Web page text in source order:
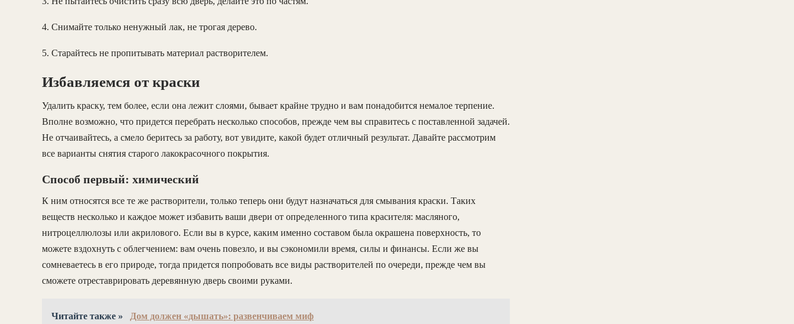
4. Снимайте только ненужный лак, не трогая дерево.
5. Старайтесь не пропитывать материал растворителем.
Избавляемся от краски
Удалить краску, тем более, если она лежит слоями, бывает крайне трудно и вам понадобится немалое терпение.
Вполне возможно, что придется перебрать несколько способов, прежде чем вы справитесь с поставленной задачей.
Не отчаивайтесь, а смело беритесь за работу, вот увидите, какой будет отличный результат. Давайте рассмотрим
все варианты снятия старого лакокрасочного покрытия.
Способ первый: химический
К ним относятся все те же растворители, только теперь они будут назначаться для смывания краски. Таких
веществ несколько и каждое может избавить ваши двери от определенного типа красителя: масляного,
нитроцеллюлозы или акрилового. Если вы в курсе, каким именно составом была окрашена поверхность, то
можете вздохнуть с облегчением: вам очень повезло, и вы сэкономили время, силы и финансы. Если же вы
сомневаетесь в его природе, тогда придется попробовать все виды растворителей по очереди, прежде чем вы
сможете отреставрировать деревянную дверь своими руками.
Читайте также » Дом должен «дышать»: развенчиваем миф